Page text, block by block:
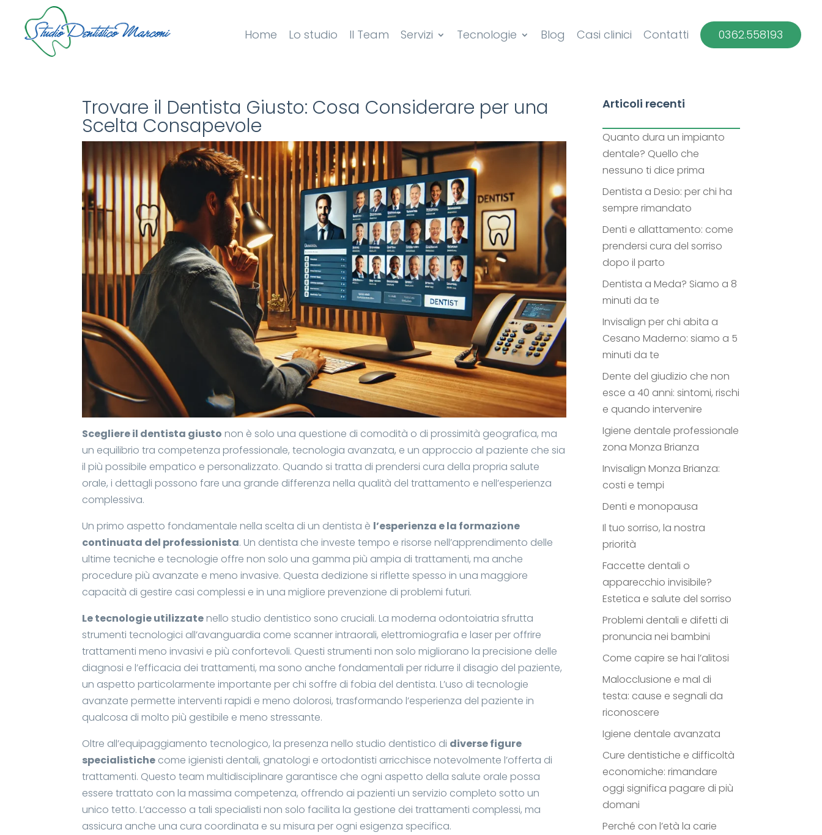
Home Lo studio Il Team Servizi Tecnologie Blog Casi clinici Contatti 0362.558193
Trovare il Dentista Giusto: Cosa Considerare per una
Scelta Consapevole
Scegliere il dentista giusto non è solo una questione di comodità o di prossimità geografica, ma
un equilibrio tra competenza professionale, tecnologia avanzata, e un approccio al paziente che sia
il più possibile empatico e personalizzato. Quando si tratta di prendersi cura della propria salute
orale, i dettagli possono fare una grande differenza nella qualità del trattamento e nell’esperienza
complessiva.
Un primo aspetto fondamentale nella scelta di un dentista è l’esperienza e la formazione
continuata del professionista. Un dentista che investe tempo e risorse nell’apprendimento delle
ultime tecniche e tecnologie offre non solo una gamma più ampia di trattamenti, ma anche
procedure più avanzate e meno invasive. Questa dedizione si riflette spesso in una maggiore
capacità di gestire casi complessi e in una migliore prevenzione di problemi futuri.
Le tecnologie utilizzate nello studio dentistico sono cruciali. La moderna odontoiatria sfrutta
strumenti tecnologici all’avanguardia come scanner intraorali, elettromiografia e laser per offrire
trattamenti meno invasivi e più confortevoli. Questi strumenti non solo migliorano la precisione delle
diagnosi e l’efficacia dei trattamenti, ma sono anche fondamentali per ridurre il disagio del paziente,
un aspetto particolarmente importante per chi soffre di fobia del dentista. L’uso di tecnologie
avanzate permette interventi rapidi e meno dolorosi, trasformando l’esperienza del paziente in
qualcosa di molto più gestibile e meno stressante.
Oltre all’equipaggiamento tecnologico, la presenza nello studio dentistico di diverse figure
specialistiche come igienisti dentali, gnatologi e ortodontisti arricchisce notevolmente l’offerta di
trattamenti. Questo team multidisciplinare garantisce che ogni aspetto della salute orale possa
essere trattato con la massima competenza, offrendo ai pazienti un servizio completo sotto un
unico tetto. L’accesso a tali specialisti non solo facilita la gestione dei trattamenti complessi, ma
assicura anche una cura coordinata e su misura per ogni esigenza specifica.
Articoli recenti
Quanto dura un impianto
dentale? Quello che
nessuno ti dice prima
Dentista a Desio: per chi ha
sempre rimandato
Denti e allattamento: come
prendersi cura del sorriso
dopo il parto
Dentista a Meda? Siamo a 8
minuti da te
Invisalign per chi abita a
Cesano Maderno: siamo a 5
minuti da te
Dente del giudizio che non
esce a 40 anni: sintomi, rischi
e quando intervenire
Igiene dentale professionale
zona Monza Brianza
Invisalign Monza Brianza:
costi e tempi
Denti e monopausa
Il tuo sorriso, la nostra
priorità
Faccette dentali o
apparecchio invisibile?
Estetica e salute del sorriso
Problemi dentali e difetti di
pronuncia nei bambini
Come capire se hai l’alitosi
Malocclusione e mal di
testa: cause e segnali da
riconoscere
Igiene dentale avanzata
Cure dentistiche e difficoltà
economiche: rimandare
oggi significa pagare di più
domani
Perché con l’età la carie